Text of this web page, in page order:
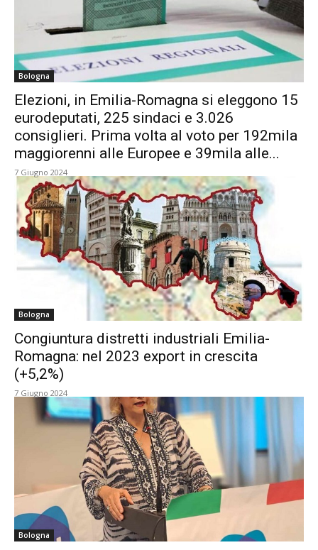
Bologna
Elezioni, in Emilia-Romagna si eleggono 15
eurodeputati, 225 sindaci e 3.026
consiglieri. Prima volta al voto per 192mila
maggiorenni alle Europee e 39mila alle...
7 Giugno 2024
Bologna
Congiuntura distretti industriali Emilia-
Romagna: nel 2023 export in crescita
(+5,2%)
7 Giugno 2024
Bologna